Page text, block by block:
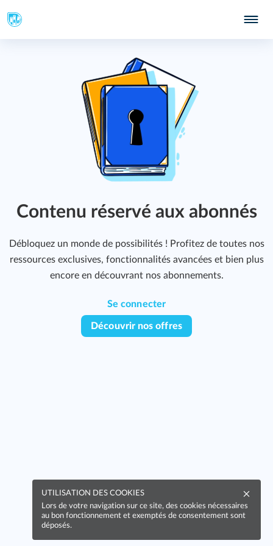
Contenu réservé aux abonnés
Débloquez un monde de possibilités ! Profitez de toutes nos
ressources exclusives, fonctionnalités avancées et bien plus
encore en découvrant nos abonnements.
Se connecter
Découvrir nos offres
UTILISATION DES COOKIES
Lors de votre navigation sur ce site, des cookies nécessaires
au bon fonctionnement et exemptés de consentement sont
déposés.